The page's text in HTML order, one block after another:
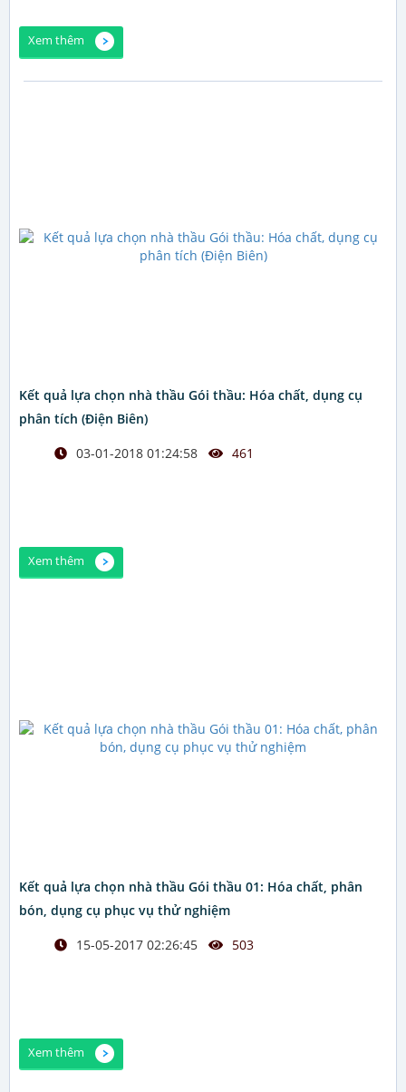
Xem thêm
Kết quả lựa chọn nhà thầu Gói thầu: Hóa chất, dụng cụ
phân tích (Điện Biên)
03-01-2018 01:24:58
461
Xem thêm
Kết quả lựa chọn nhà thầu Gói thầu 01: Hóa chất, phân
bón, dụng cụ phục vụ thử nghiệm
15-05-2017 02:26:45
503
Xem thêm